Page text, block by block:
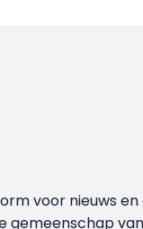
voor nieuws
gemeenschap